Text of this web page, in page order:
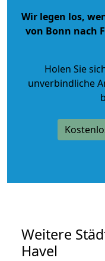
Wir legen los,
von Bonn nach
Holen Sie
unverbindliche
Weitere
Havel